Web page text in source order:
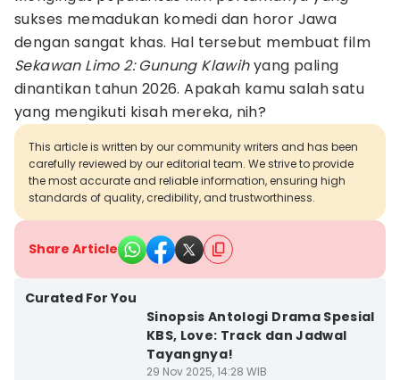
sukses memadukan komedi dan horor Jawa
dengan sangat khas. Hal tersebut membuat film
Sekawan Limo 2: Gunung Klawihyang paling
dinantikan tahun 2026. Apakah kamu salah satu
yang mengikuti kisah mereka, nih?
This article is written by our community writers and has been
carefully reviewed by our editorial team. We strive to provide
the most accurate and reliable information, ensuring high
standards of quality, credibility, and trustworthiness.
Share Article
Curated For You
Sinopsis Antologi Drama Spesial
KBS, Love: Track dan Jadwal
Tayangnya!
29 Nov 2025, 14:28 WIB